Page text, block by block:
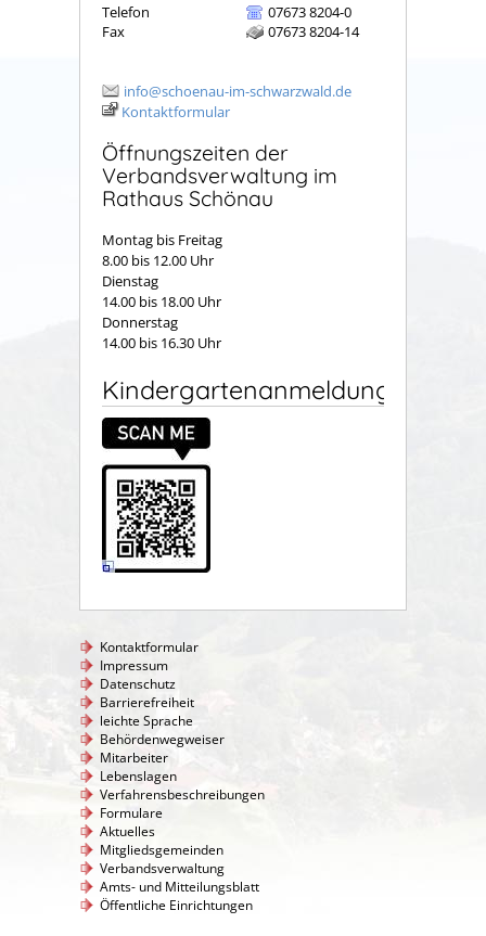
Telefon
07673 8204-0
Fax
07673 8204-14
info@schoenau-im-schwarzwald.de
Kontaktformular
Öffnungszeiten der
Verbandsverwaltung im
Rathaus Schönau
Montag bis Freitag
8.00 bis 12.00 Uhr
Dienstag
14.00 bis 18.00 Uhr
Donnerstag
14.00 bis 16.30 Uhr
Kindergartenanmeldung
Kontaktformular
Impressum
Datenschutz
Barrierefreiheit
leichte Sprache
Behördenwegweiser
Mitarbeiter
Lebenslagen
Verfahrensbeschreibungen
Formulare
Aktuelles
Mitgliedsgemeinden
Verbandsverwaltung
Amts- und Mitteilungsblatt
Öffentliche Einrichtungen